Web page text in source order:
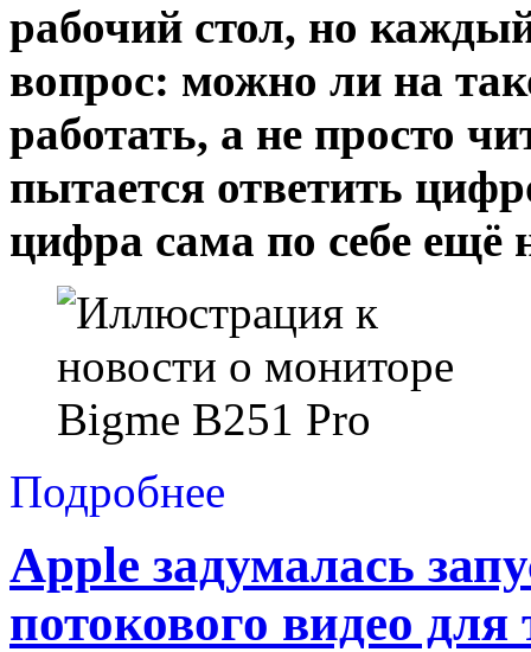
рабочий стол, но
вопрос: можно ли на
работать, а не просто
пытается ответить
цифра сама по себе ещё
Подробнее
Apple задумалась
потокового видео для